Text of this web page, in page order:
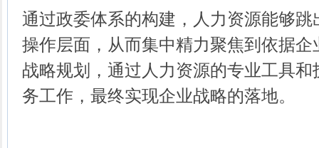
通过政委体系的构建，人力资源能够
操作层面，从而集中精力聚焦到依据
战略规划，通过人力资源的专业工具
务工作，最终实现企业战略的落地。